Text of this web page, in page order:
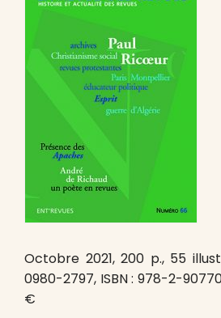
Octobre 2021, 200 p., 55
0980-2797, ISBN : 978-2-
€